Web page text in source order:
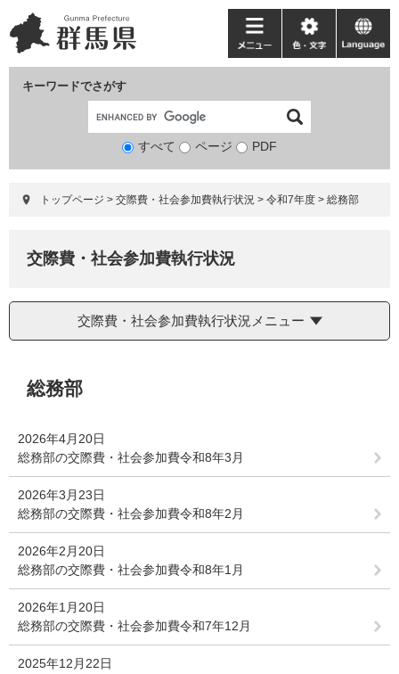
ー
ジ
ニ
ュ
て
キーワードでさがす
検
象
すべて ページ PDF
メ
ニ
ー
色・
文
language
トップページ > 交際費・社会参加費執行状況 > 令和7年度 > 総務部
交際費・社会参加費執行状況
交際費・社会参加費執行状況メニュー
総務部
2026年4月20日
総務部の交際費・社会参加費令和8年3月
2026年3月23日
総務部の交際費・社会参加費令和8年2月
2026年2月20日
総務部の交際費・社会参加費令和8年1月
2026年1月20日
総務部の交際費・社会参加費令和7年12月
2025年12月22日